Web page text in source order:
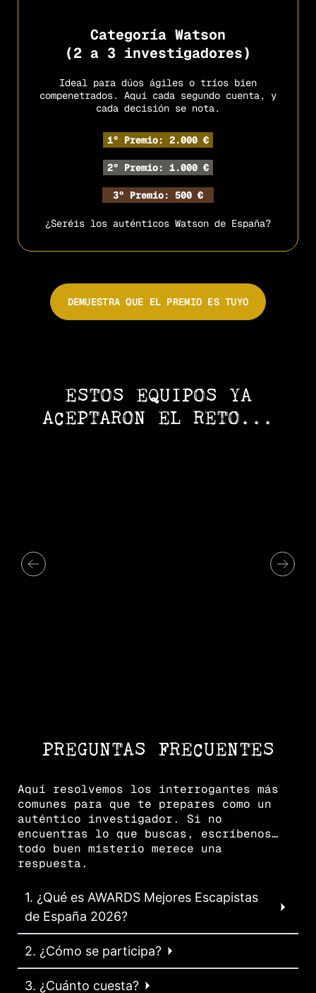
Categoría Watson
(2 a 3 investigadores)
Ideal para dúos ágiles o tríos bien
compenetrados. Aquí cada segundo cuenta, y
cada decisión se nota.
1º Premio: 2.000 €
2º Premio: 1.000 €
3º Premio: 500 €
¿Seréis los auténticos Watson de España?
DEMUESTRA QUE EL PREMIO ES TUYO
ESTOS EQUIPOS YA
ACEPTARON EL RETO...
PREGUNTAS FRECUENTES
Aquí resolvemos los interrogantes más
comunes para que te prepares como un
auténtico investigador. Si no
encuentras lo que buscas, escríbenos…
todo buen misterio merece una
respuesta.
1. ¿Qué es AWARDS Mejores Escapistas
de España 2026?
2. ¿Cómo se participa?
3. ¿Cuánto cuesta?